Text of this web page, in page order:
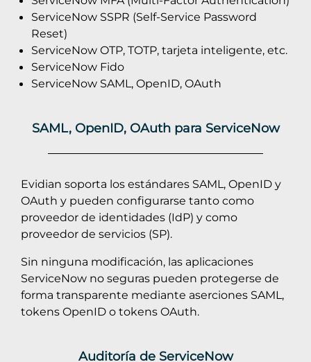
ServiceNow SSPR (Self-Service Password
Reset)
ServiceNow OTP, TOTP, tarjeta inteligente, etc.
ServiceNow Fido
ServiceNow SAML, OpenID, OAuth
SAML, OpenID, OAuth para ServiceNow
Evidian soporta los estándares SAML, OpenID y
OAuth y pueden configurarse tanto como
proveedor de identidades (IdP) y como
proveedor de servicios (SP).
Sin ninguna modificación, las aplicaciones
ServiceNow no seguras pueden protegerse de
forma transparente mediante aserciones SAML,
tokens OpenID o tokens OAuth.
Auditoría de ServiceNow